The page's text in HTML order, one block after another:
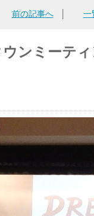
前の記事へ│ 一
ンミーテ